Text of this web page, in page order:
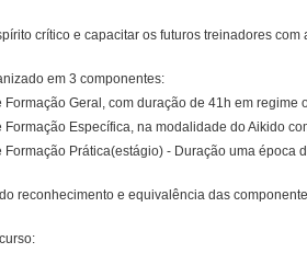
crítico e capacitar os futuros treinadores
em 3 componentes:
Geral, com duração de 41h em
Formação Específica, na modalidade do Aikido
Formação Prática(estágio) - Duração uma época
reconhecimento e equivalência das